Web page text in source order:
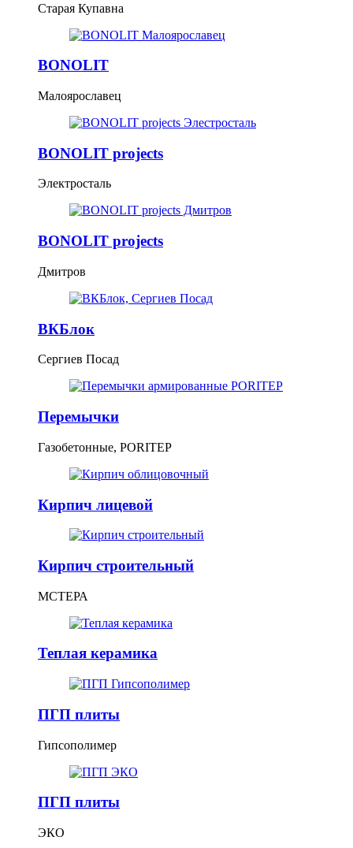
Старая Купавна
BONOLIT
Малоярославец
BONOLIT projects
Электросталь
BONOLIT projects
Дмитров
ВКБлок
Сергиев Посад
Перемычки
Газобетонные, PORITEP
Кирпич лицевой
Кирпич строительный
МСТЕРА
Теплая керамика
ПГП плиты
Гипсополимер
ПГП плиты
ЭКО